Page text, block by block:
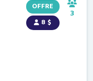
OFFRE
8 $
3